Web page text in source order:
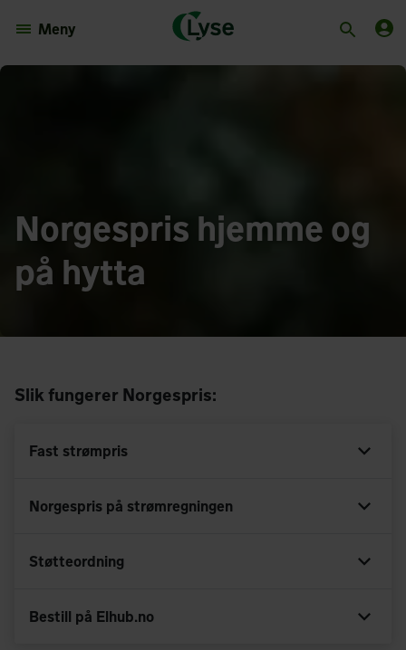
Meny
Norgespris hjemme og
på hytta
Slik fungerer Norgespris:
Fast strømpris
Norgespris på strømregningen
Støtteordning
Bestill på Elhub.no